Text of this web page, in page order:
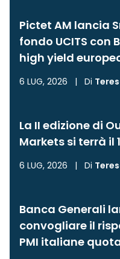
Pictet AM lancia
fondo UCITS con
high yield
6 LUG, 2026 | Di
La II edizione di
Markets si terrà il
6 LUG, 2026 | Di
Banca Generali
convogliare il
PMI italiane